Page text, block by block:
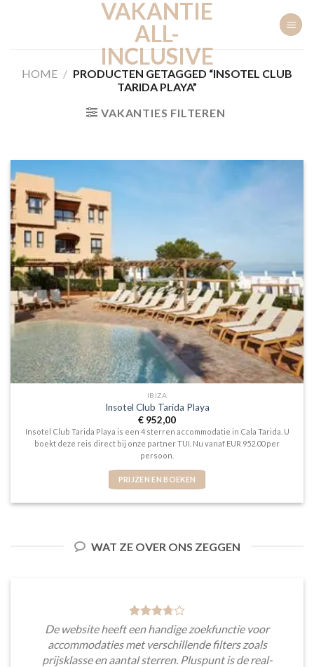
VAKANTIE
ALL-
INCLUSIVE
HOME / PRODUCTEN GETAGGED “INSOTEL CLUB
TARIDA PLAYA”
VAKANTIES FILTEREN
IBIZA
Insotel Club Tarida Playa
€ 952,00
Insotel Club Tarida Playa is een 4 sterren accommodatie in Cala Tarida. U
boekt deze reis direct bij onze partner TUI. Nu vanaf EUR 952.00 per
persoon.
PRIJZEN EN BOEKEN
WAT ZE OVER ONS ZEGGEN
De website heeft een handige zoekfunctie voor
accommodaties met verschillende filters zoals
prijsklasse en aantal sterren. Pluspunt is de real-